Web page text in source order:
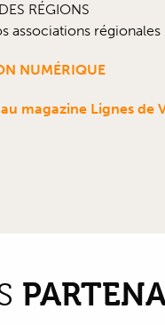
RÉGIONS
associations régionales
NUMÉRIQUE
magazine Lignes de